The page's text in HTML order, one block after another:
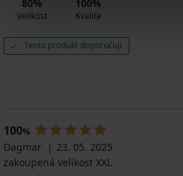
80%
Velikost
100%
Kvalita
Tento produkt doporučuji
100%
Dagmar
23. 05. 2025
zakoupená velikost XXL